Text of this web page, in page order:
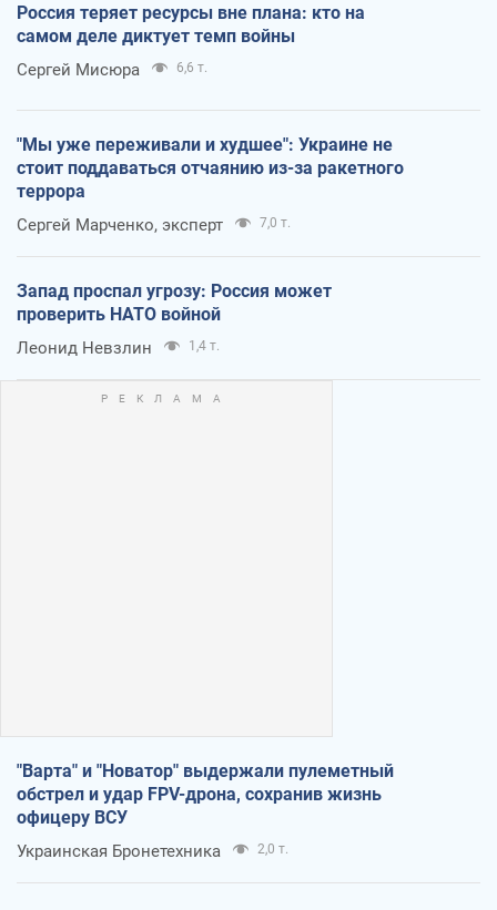
Россия теряет ресурсы вне плана: кто на
самом деле диктует темп войны
Сергей Мисюра 6,6 т.
"Мы уже переживали и худшее": Украине не
стоит поддаваться отчаянию из-за ракетного
террора
Сергей Марченко, эксперт 7,0 т.
Запад проспал угрозу: Россия может
проверить НАТО войной
Леонид Невзлин 1,4 т.
"Варта" и "Новатор" выдержали пулеметный
обстрел и удар FPV-дрона, сохранив жизнь
офицеру ВСУ
Украинская Бронетехника 2,0 т.